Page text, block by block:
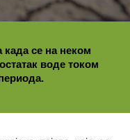
када се на неком
воде током